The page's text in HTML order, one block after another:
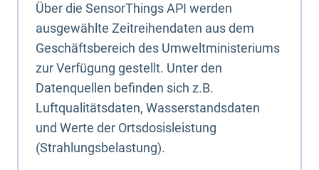
Über die SensorThings API werden
ausgewählte Zeitreihendaten aus dem
Geschäftsbereich des Umweltministeriums
zur Verfügung gestellt. Unter den
Datenquellen befinden sich z.B.
Luftqualitätsdaten, Wasserstandsdaten
und Werte der Ortsdosisleistung
(Strahlungsbelastung).